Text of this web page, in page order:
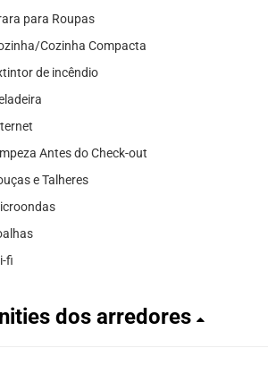
para Roupas
Cozinha Compacta
de incêndio
Antes do Check-out
e Talheres
fi
dos arredores